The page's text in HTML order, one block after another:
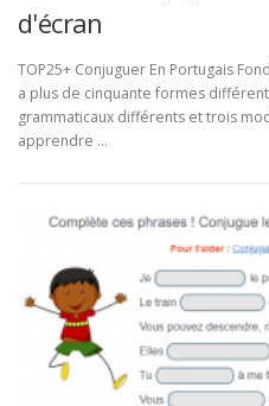
d'écran
TOP25+ Conjuguer En Portugais
a plus de cinquante formes
grammaticaux différents et trois
apprendre …